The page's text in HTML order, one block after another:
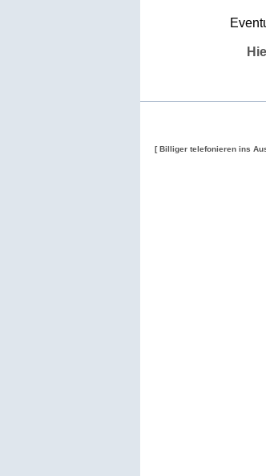
[ Billiger telefonieren ins